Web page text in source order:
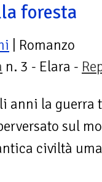
foresta
| Romanzo
n. 3 - Elara -
anni la
sul
civiltà